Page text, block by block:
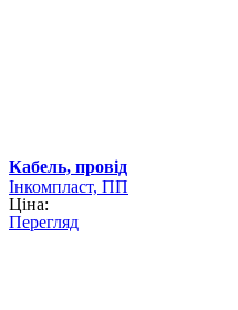
Кабель, провід
Інкомпласт, ПП
Ціна:
Перегляд